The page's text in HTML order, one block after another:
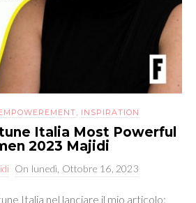
, INSPIRATION
Italia Most Powerful
2023 Majidi
On lunedì, Ottobre 16, 2023
Italia nel lanciare il mio articolo: